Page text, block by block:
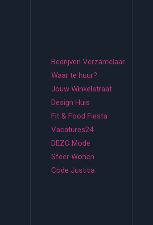
Bedrijven Verzamelaar
Waar te huur?
Jouw Winkelstraat
Design Huis
Fit & Food Fiesta
Vacatures24
DEZO Mode
Sfeer Wonen
Code Justitia